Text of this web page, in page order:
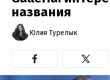
названия
Юлия Турелык